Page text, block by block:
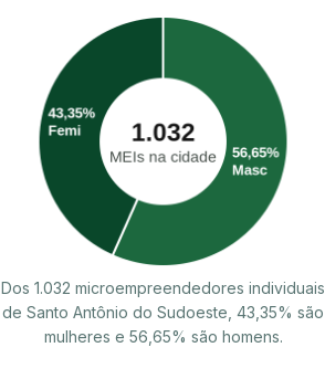
Dos 1.032 microempreendedores individuais
de Santo Antônio do Sudoeste, 43,35% são
mulheres e 56,65% são homens.